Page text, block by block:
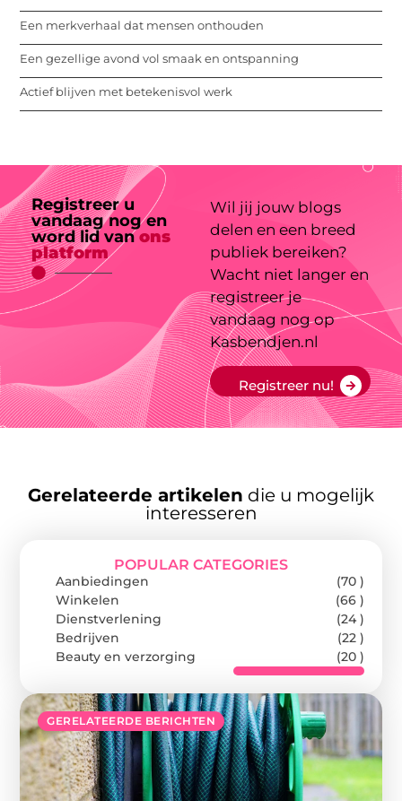
Een merkverhaal dat mensen onthouden
Een gezellige avond vol smaak en ontspanning
Actief blijven met betekenisvol werk
Registreer u
vandaag nog en
word lid vanons
platform
Wil jij jouw blogs
delen en een breed
publiek bereiken?
Wacht niet langer en
registreer je
vandaag nog op
Kasbendjen.nl
Registreer nu!
Gerelateerde artikelen die u mogelijk
interesseren
GERELATEERDE BERICHTEN
POPULAR CATEGORIES
Aanbiedingen
(70 )
Winkelen
(66 )
Dienstverlening
(24 )
Bedrijven
(22 )
Beauty en verzorging
(20 )